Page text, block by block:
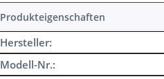
Produkteigenschaften
Hersteller:
Modell-Nr.: